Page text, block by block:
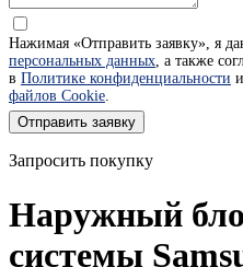
Нажимая «Отправить заявку», я
персональных данных, а также
в Политике конфиденциальности и
файлов Cookie.
Отправить заявку
Запросить покупку
Наружный
системы